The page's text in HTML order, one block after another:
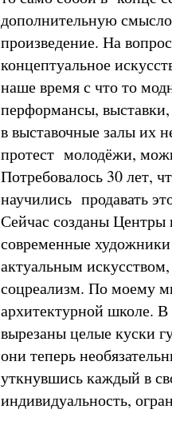
дополнительную
произведение. На
концептуальное
наше время с что то
перформансы,
в выставочные залы их
протест молодёжи,
Потребовалось 30 лет,
научились продавать
Сейчас созданы Центры
современные
актуальным
соцреализм. По моему
архитектурной школе.
вырезаны целые куски
они теперь
уткнувшись каждый в
индивидуальность,